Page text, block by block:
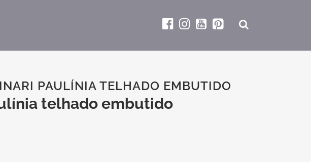
PAULÍNIA TELHADO EMBUTIDO
telhado embutido